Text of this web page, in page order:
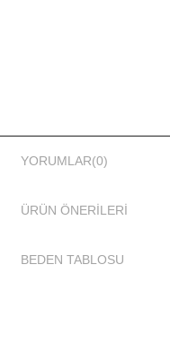
YORUMLAR(0)
ÜRÜN ÖNERILERI
BEDEN TABLOSU